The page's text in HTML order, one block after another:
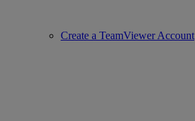
Create a TeamViewer Account